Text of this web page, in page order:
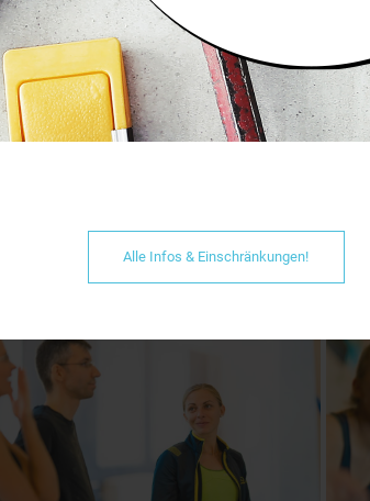
Alle Infos & Einschränkungen!
Euer zahlreiches Erscheinen, Eure
Hier findet Ihr alle Bilder vom Event. Vielen